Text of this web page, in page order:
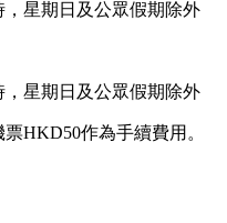
星期日及公眾假期除外
星期日及公眾假期除外
HKD50作為手續費用。